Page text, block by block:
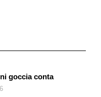
suo ristretto cerchio degli
dunque, ambientato
goccia conta